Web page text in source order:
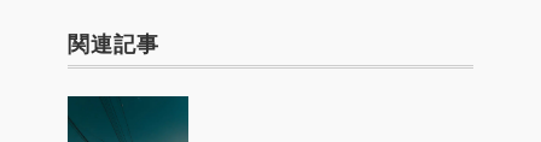
関連記事